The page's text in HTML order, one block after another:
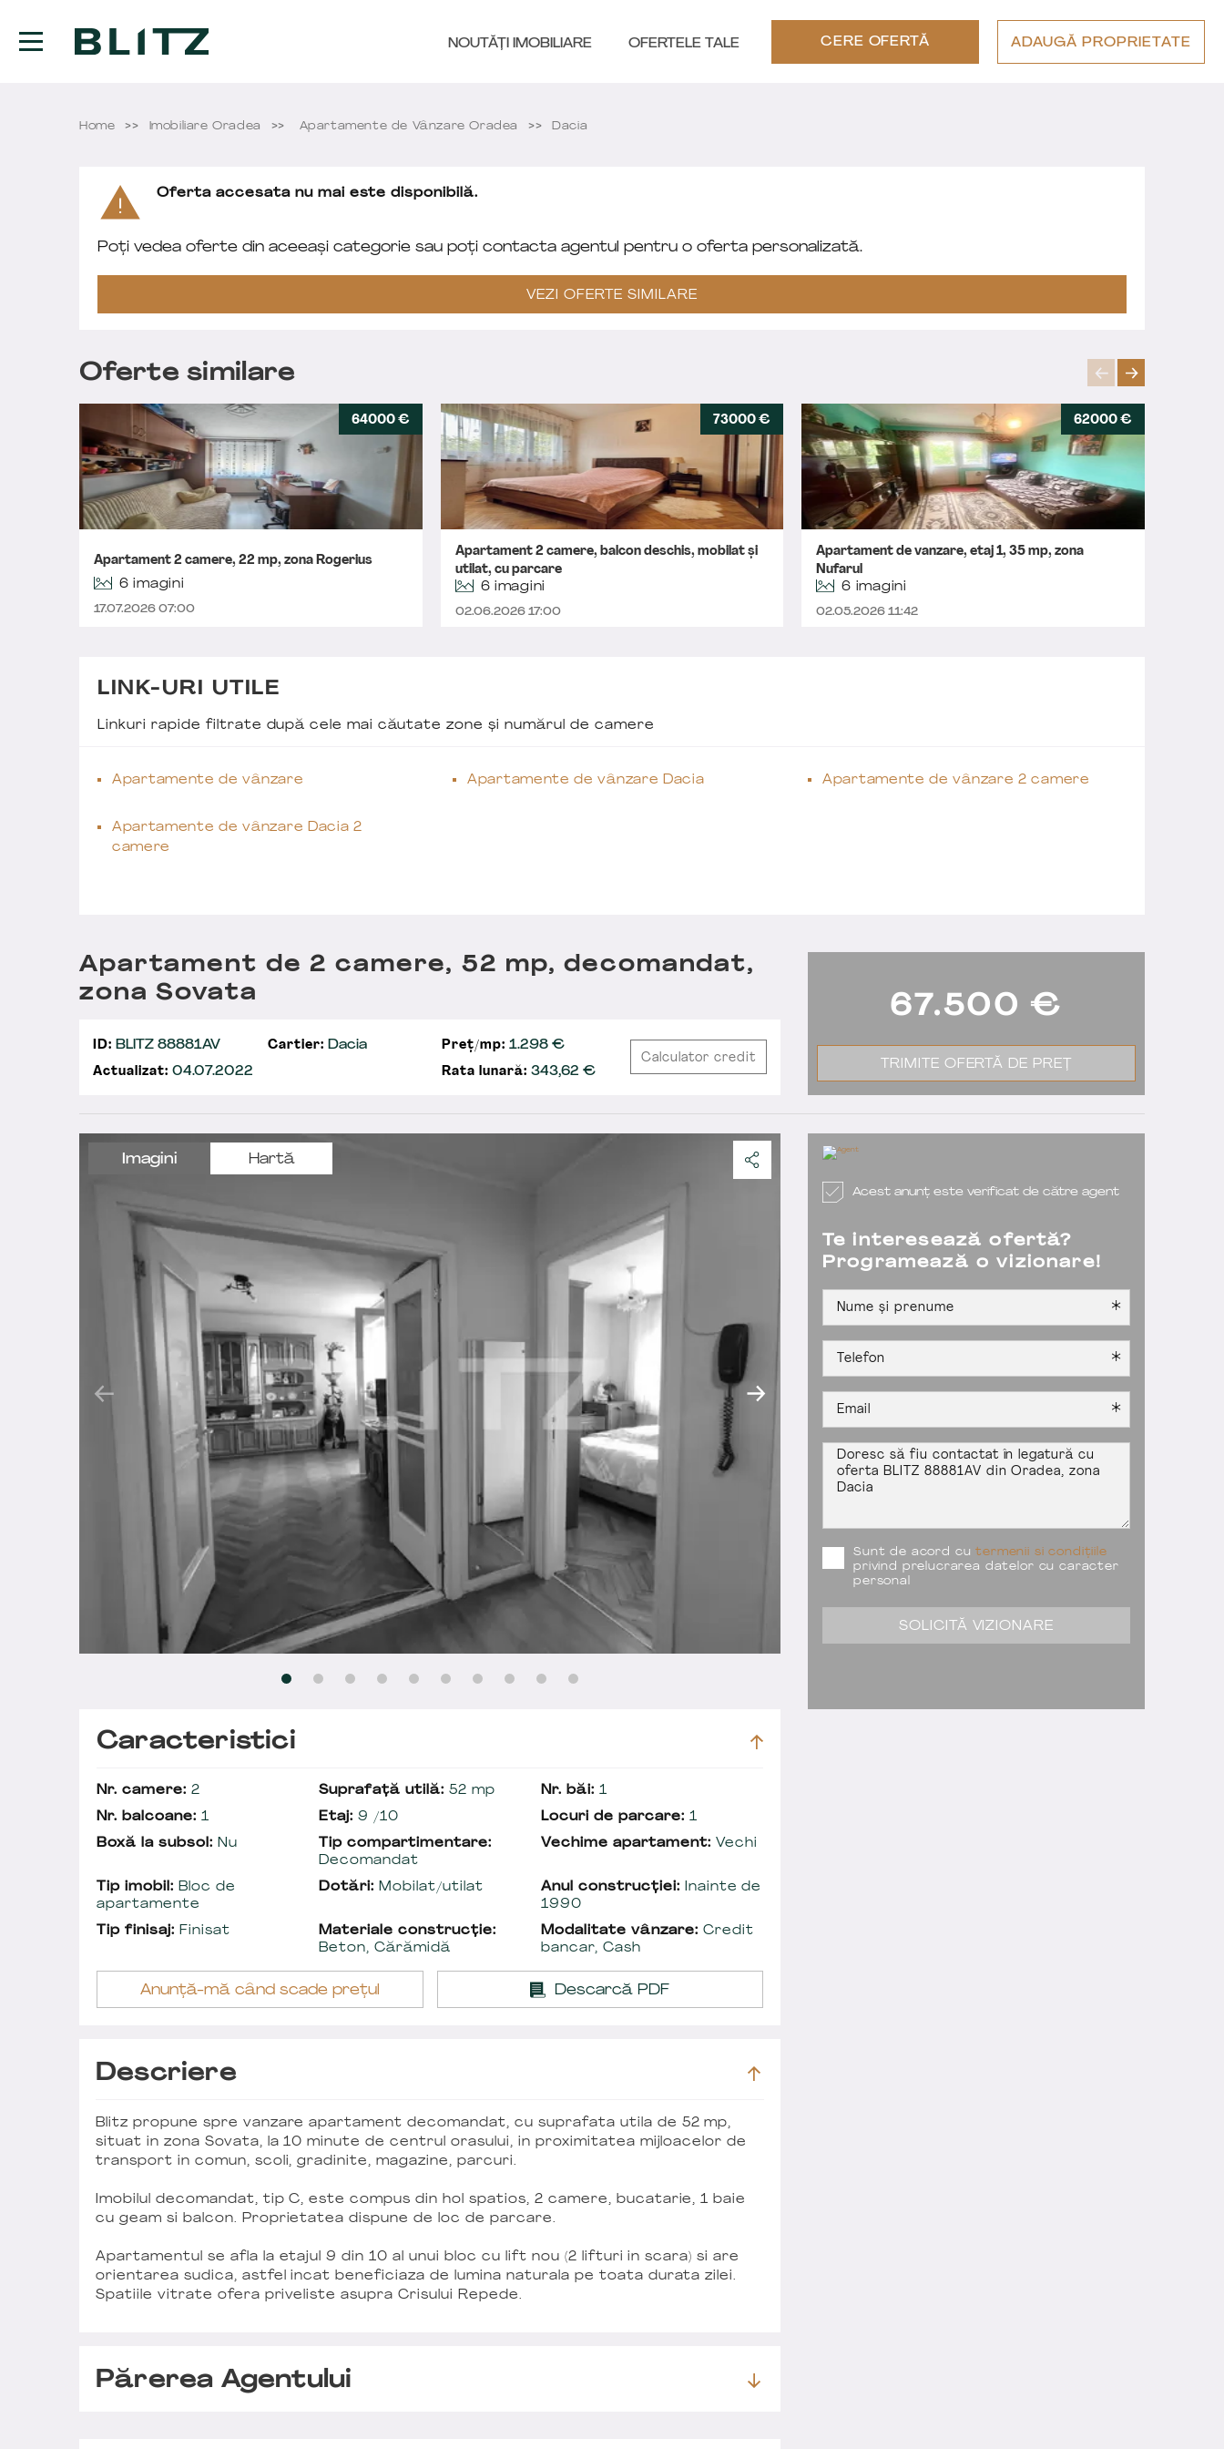
NOUTĂȚI IMOBILIARE OFERTELE TALE CERE OFERTĂ ADAUGĂ PROPRIETATE
Home Imobiliare Oradea Apartamente de Vânzare Oradea Dacia
Oferta accesata nu mai este disponibilă.
Poți vedea oferte din aceeași categorie sau poți contacta agentul pentru o oferta personalizată.
VEZI OFERTE SIMILARE
Oferte similare
64000 €
Apartament 2 camere, 22 mp, zona Rogerius
6 imagini
17.07.2026 07:00
73000 €
Apartament 2 camere, balcon deschis, mobilat și
utilat, cu parcare
6 imagini
02.06.2026 17:00
62000 €
Apartament de vanzare, etaj 1, 35 mp, zona
Nufarul
6 imagini
02.05.2026 11:42
LINK-URI UTILE
Linkuri rapide filtrate după cele mai căutate zone și numărul de camere
Apartamente de vânzare Apartamente de vânzare Dacia Apartamente de vânzare 2 camere
Apartamente de vânzare Dacia 2
camere
Imagini Hartă
Apartament de 2 camere, 52 mp, decomandat,
zona Sovata
ID: BLITZ 88881AV Cartier: Dacia Preț/mp: 1.298 €
Actualizat: 04.07.2022 Rata lunară:343,62 €
Calculator credit
Acest anunț este verificat de către agent
Te interesează ofertă?
Programează o vizionare!
Sunt de acord cutermenii si condițiile
privind prelucrarea datelor cu caracter
personal
SOLICITĂ VIZIONARE
67.500 €
TRIMITE OFERTĂ DE PREȚ
Caracteristici
Nr. camere: 2 Suprafață utilă: 52 mp Nr. băi: 1
Nr. balcoane: 1 Etaj: 9 /10 Locuri de parcare: 1
Boxă la subsol: Nu
Tip compartimentare:
Decomandat
Vechime apartament: Vechi
Tip imobil: Bloc de
apartamente
Dotări: Mobilat/utilat Anul construcției: Inainte de
1990
Tip finisaj: Finisat
Materiale construcție:
Beton, Cărămidă
Modalitate vânzare: Credit
bancar, Cash
Anunță-mă când scade prețul Descarcă PDF
Descriere
Blitz propune spre vanzare apartament decomandat, cu suprafata utila de 52 mp,
situat in zona Sovata, la 10 minute de centrul orasului, in proximitatea mijloacelor de
transport in comun, scoli, gradinite, magazine, parcuri.
Imobilul decomandat, tip C, este compus din hol spatios, 2 camere, bucatarie, 1 baie
cu geam si balcon. Proprietatea dispune de loc de parcare.
Apartamentul se afla la etajul 9 din 10 al unui bloc cu lift nou (2 lifturi in scara) si are
orientarea sudica, astfel incat beneficiaza de lumina naturala pe toata durata zilei.
Spatiile vitrate ofera priveliste asupra Crisului Repede.
Părerea Agentului